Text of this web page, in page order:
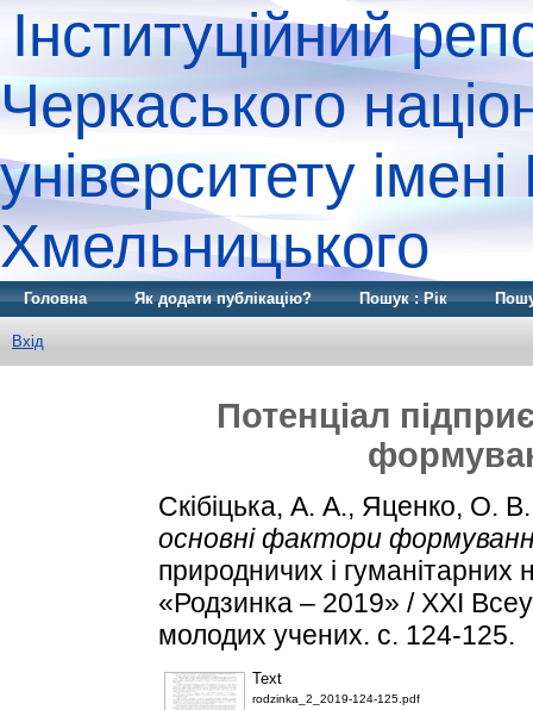
Інституційний
Черкаського
університету
Хмельницького
Головна Як додати публікацію? Пошук : Рік
Вхід
Потенціал
Скібіцька, А. А., Яценко, О. В.
основні фактори
природничих і
«Родзинка – 2019» / XXI
молодих учених. с. 124-125.
Text
rodzinka_2_2019-124-125.pdf